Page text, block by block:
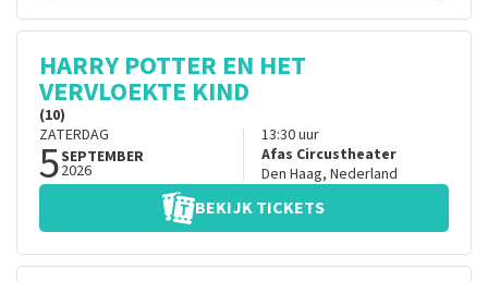
HARRY POTTER EN HET
VERVLOEKTE KIND
(10)
ZATERDAG
5SEPTEMBER
2026
13:30uur
Afas Circustheater
Den Haag, Nederland
BEKIJK TICKETS